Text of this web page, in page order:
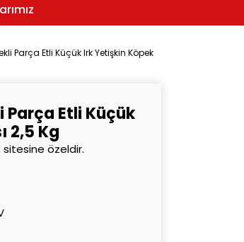
Parça Etli Küçük Irk Yetişkin Köpek
Parça Etli Küçük
2,5 Kg
özeldir.